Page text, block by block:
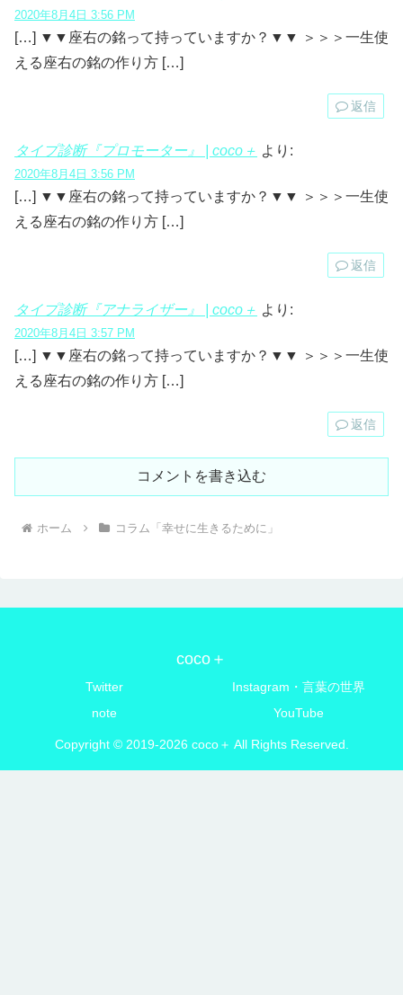
2020年8月4日 3:56 PM
[…] ▼▼座右の銘って持っていますか？▼▼ ＞＞＞一生使
える座右の銘の作り方 […]
返信
タイプ診断『プロモーター』 | coco＋ より:
2020年8月4日 3:56 PM
[…] ▼▼座右の銘って持っていますか？▼▼ ＞＞＞一生使
える座右の銘の作り方 […]
返信
タイプ診断『アナライザー』 | coco＋ より:
2020年8月4日 3:57 PM
[…] ▼▼座右の銘って持っていますか？▼▼ ＞＞＞一生使
える座右の銘の作り方 […]
返信
コメントを書き込む
ホーム コラム「幸せに生きるために」
coco＋
Twitter
Instagram・言葉の世界
note
YouTube
Copyright © 2019-2026 coco＋ All Rights Reserved.